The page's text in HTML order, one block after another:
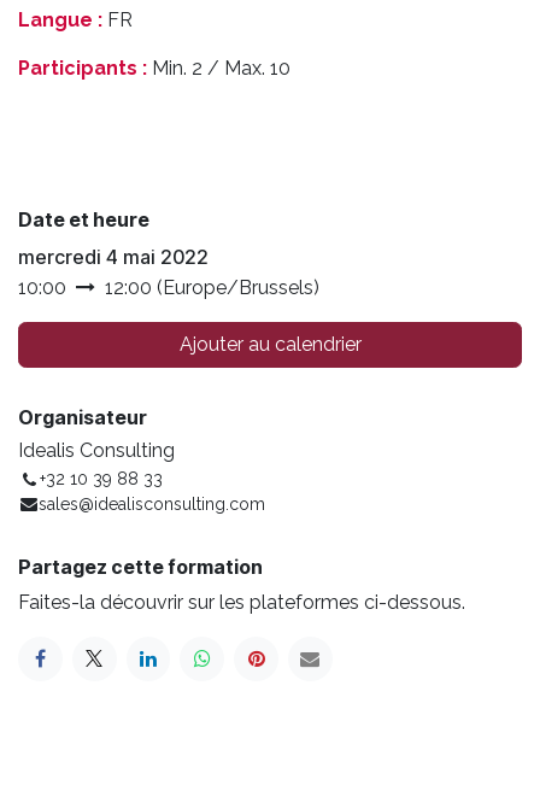
Langue : FR
Participants : Min. 2 / Max. 10
Date et heure
mercredi 4 mai 2022
10:00 12:00 (Europe/Brussels)
Ajouter au calendrier
Organisateur
Idealis Consulting
+32 10 39 88 33
sales@idealisconsulting.com
Partagez cette formation
Faites-la découvrir sur les plateformes ci-dessous.